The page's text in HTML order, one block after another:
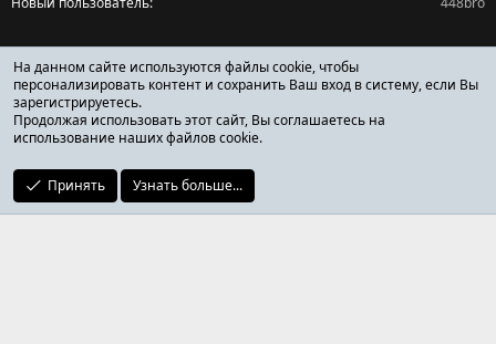
Поделиться страницей
Facebook
X (Twitter)
Reddit
ОТЗЫВЫ ОНЛАЙН ФОРУМ
На данном сайте используются файлы cookie, чтобы
персонализировать контент и сохранить Ваш вход в систему, если Вы
зарегистрируетесь.
Продолжая использовать этот сайт, Вы соглашаетесь на
использование наших файлов cookie.
Принять Узнать больше...